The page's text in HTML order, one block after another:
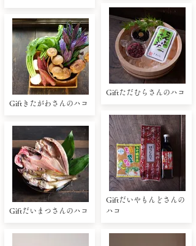
Giftきたがわさんのハコ
Giftだいまつさんのハコ
Giftただむらさんのハコ
Giftだいやもんどさんの
ハコ